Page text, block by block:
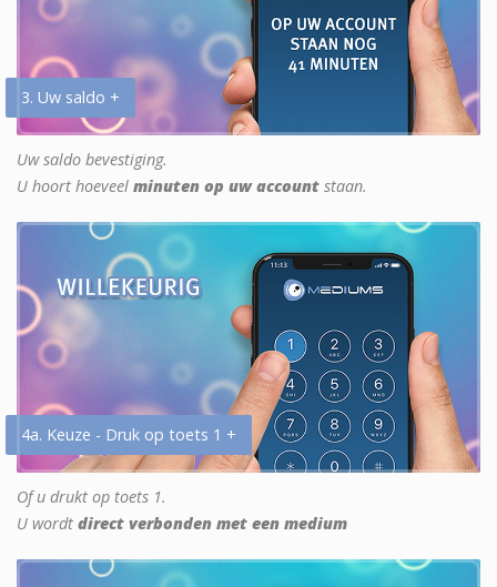
3. Uw saldo +
Uw saldo bevestiging.
U hoort hoeveel minuten op uw account staan.
4a. Keuze - Druk op toets 1 +
Of u drukt op toets 1.
U wordt direct verbonden met een medium